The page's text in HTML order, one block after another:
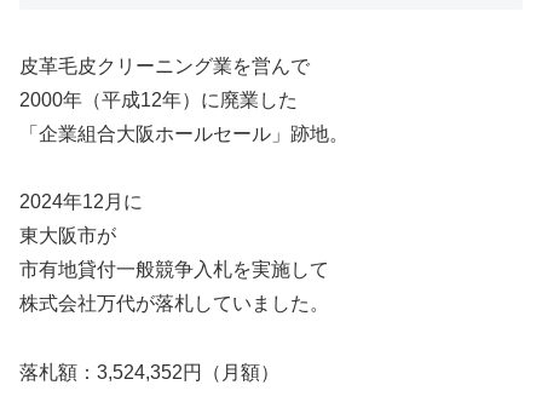
皮革毛皮クリーニング業を営んで
2000年（平成12年）に廃業した
「企業組合大阪ホールセール」跡地。
2024年12月に
東大阪市が
市有地貸付一般競争入札を実施して
株式会社万代が落札していました。
落札額：3,524,352円（月額）